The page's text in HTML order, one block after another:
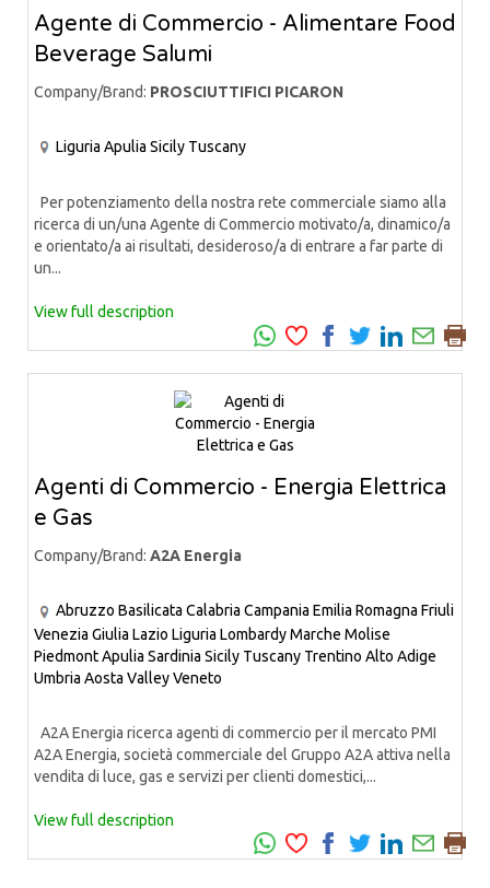
Agente di Commercio - Alimentare Food
Beverage Salumi
Company/Brand: PROSCIUTTIFICI PICARON
Liguria Apulia Sicily Tuscany
Per potenziamento della nostra rete commerciale siamo alla
ricerca di un/una Agente di Commercio motivato/a, dinamico/a
e orientato/a ai risultati, desideroso/a di entrare a far parte di
un...
View full description
Agenti di Commercio - Energia Elettrica
e Gas
Company/Brand: A2A Energia
Abruzzo Basilicata Calabria Campania Emilia Romagna Friuli
Venezia Giulia Lazio Liguria LombardyMarche Molise
PiedmontApulia Sardinia Sicily Tuscany Trentino Alto Adige
Umbria Aosta ValleyVeneto
A2A Energia ricerca agenti di commercio per il mercato PMI
A2A Energia, società commerciale del Gruppo A2A attiva nella
vendita di luce, gas e servizi per clienti domestici,...
View full description